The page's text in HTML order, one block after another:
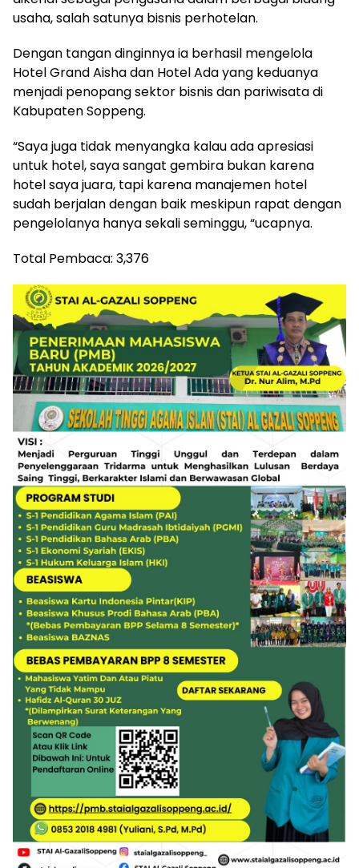
usaha, salah satunya bisnis perhotelan.
Dengan tangan dinginnya ia berhasil mengelola
Hotel Grand Aisha dan Hotel Ada yang keduanya
menjadi penopang sektor bisnis dan pariwisata di
Kabupaten Soppeng.
“Saya juga tidak menyangka kalau ada apresiasi
untuk hotel, saya sangat gembira bukan karena
hotel saya juara, tapi karena manajemen hotel
sudah berjalan dengan baik meskipun rapat dengan
pengelolanya hanya sekali seminggu, “ucapnya.
Total Pembaca: 3,376